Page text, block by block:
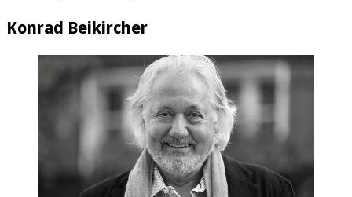
Konrad Beikircher